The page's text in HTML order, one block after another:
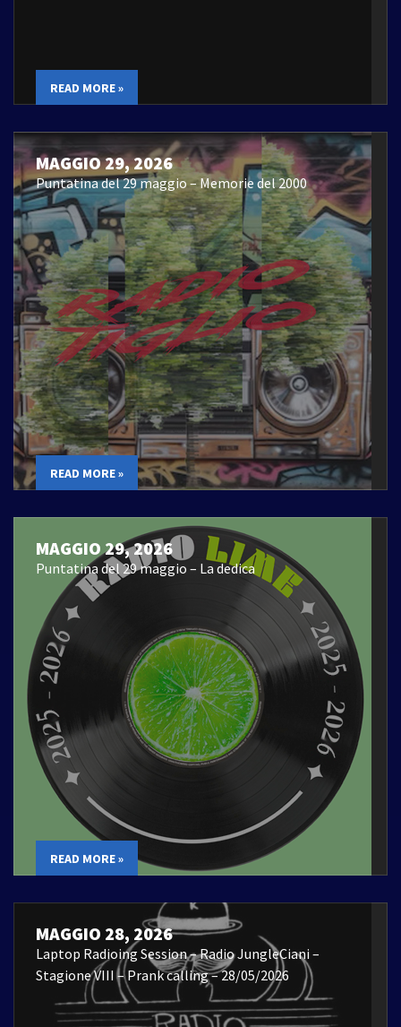
READ MORE »
MAGGIO 29, 2026
Puntatina del 29 maggio – Memorie del 2000
READ MORE »
MAGGIO 29, 2026
Puntatina del 29 maggio – La dedica
READ MORE »
MAGGIO 28, 2026
Laptop Radioing Session – Radio JungleCiani –
Stagione VIII – Prank calling – 28/05/2026